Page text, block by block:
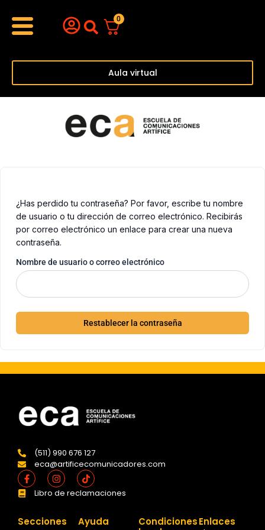
contenidoMenu 0
Aula virtual
¿Has perdido tu contraseña? Por favor, escribe tu nombre
de usuario o tu dirección de correo electrónico. Recibirás
por correo electrónico un enlace para crear una nueva
contraseña.
Nombre de usuario o correo electrónico
Restablecer la contraseña
(511) 990 676 127
eca@artificecomunicadores.com
Facebook-
f
InstagramTiktok
Libro de reclamaciones
Secciones Ayuda
CondicionesEnlaces